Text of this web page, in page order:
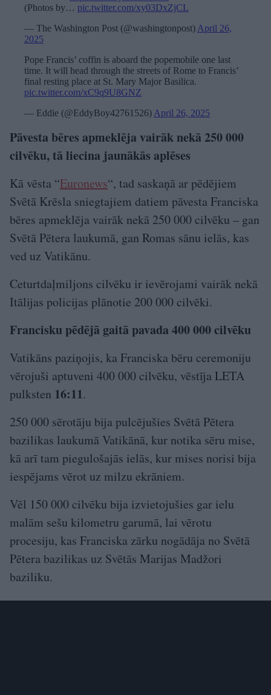
(Photos by… pic.twitter.com/xy03DxZjCL
— The Washington Post (@washingtonpost) April 26,
2025
Pope Francis’ coffin is aboard the popemobile one last
time. It will head through the streets of Rome to Francis’
final resting place at St. Mary Major Basilica.
pic.twitter.com/xC9q9U8GNZ
— Eddie (@EddyBoy42761526) April 26, 2025
Pāvesta bēres apmeklēja vairāk nekā 250 000
cilvēku, tā liecina jaunākās aplēses
Kā vēsta “Euronews“, tad saskaņā ar pēdējiem
Svētā Krēsla sniegtajiem datiem pāvesta Franciska
bēres apmeklēja vairāk nekā 250 000 cilvēku – gan
Svētā Pētera laukumā, gan Romas sānu ielās, kas
ved uz Vatikānu.
Ceturtdaļmiljons cilvēku ir ievērojami vairāk nekā
Itālijas policijas plānotie 200 000 cilvēki.
Francisku pēdējā gaitā pavada 400 000 cilvēku
Vatikāns paziņojis, ka Franciska bēru ceremoniju
vērojuši aptuveni 400 000 cilvēku, vēstīja LETA
pulksten 16:11.
250 000 sērotāju bija pulcējušies Svētā Pētera
bazilikas laukumā Vatikānā, kur notika sēru mise,
kā arī tam piegulošajās ielās, kur mises norisi bija
iespējams vērot uz milzu ekrāniem.
Vēl 150 000 cilvēku bija izvietojušies gar ielu
malām sešu kilometru garumā, lai vērotu
procesiju, kas Franciska zārku nogādāja no Svētā
Pētera bazilikas uz Svētās Marijas Madžori
baziliku.